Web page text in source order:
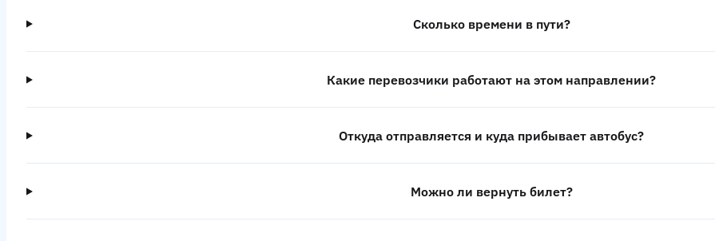
Сколько времени в пути?
Какие перевозчики работают на этом направлении?
Откуда отправляется и куда прибывает автобус?
Можно ли вернуть билет?